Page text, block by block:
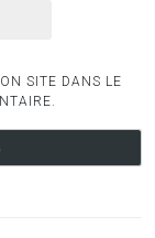
SITE DANS LE